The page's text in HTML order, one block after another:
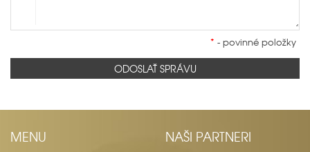
* - povinné položky
ODOSLAŤ SPRÁVU
MENU NAŠI PARTNERI